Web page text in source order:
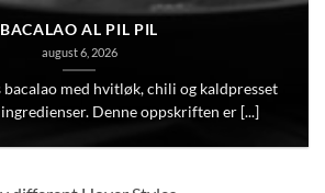
BACALAO AL PIL PIL
august 6, 2026
bacalao med hvitløk, chili og kaldpresset
Denne oppskriften er [...]